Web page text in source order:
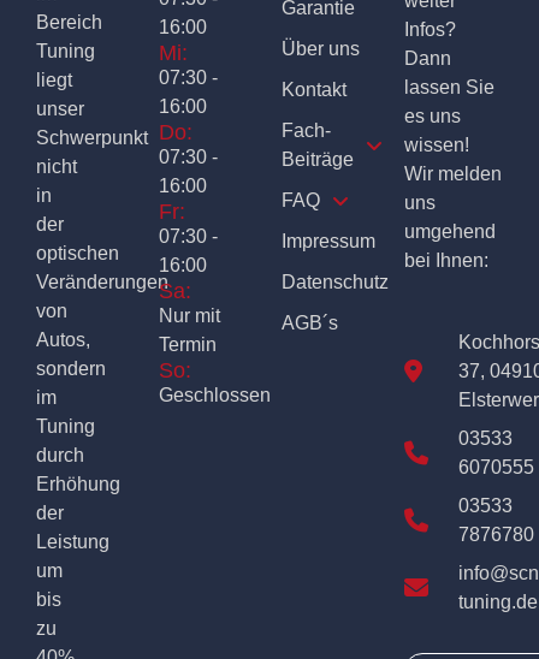
Bereich
Tuning
liegt
unser
Schwerpunkt
nicht
in
der
optischen
Veränderungen
von
Autos,
sondern
im
Tuning
durch
Erhöhung
der
Leistung
um
bis
zu
16:00
Mi:
07:30 -
16:00
Do:
07:30 -
16:00
Fr:
07:30 -
16:00
Sa:
Nur mit
Termin
So:
Geschlossen
Garantie
Über uns
Kontakt
Fach-
Beiträge
FAQ
Impressum
Datenschutz
AGB´s
Infos?
Dann
lassen Sie
es uns
wissen!
Wir melden
uns
umgehend
bei Ihnen:
37,
03533
6070555
03533
7876780
tuning.de